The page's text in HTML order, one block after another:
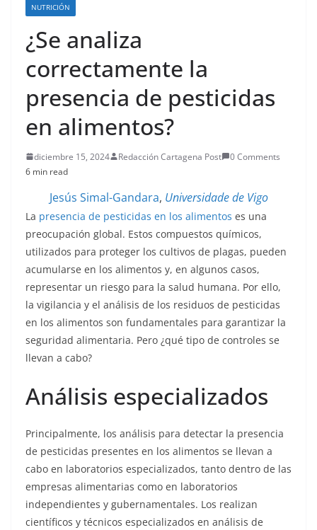
NUTRICIÓN
¿Se analiza
correctamente la
presencia de pesticidas
en alimentos?
diciembre 15, 2024 Redacción Cartagena Post
0 Comments
6 min read
Jesús Simal-Gandara, Universidade de Vigo
La presencia de pesticidas en los alimentos es una
preocupación global. Estos compuestos químicos,
utilizados para proteger los cultivos de plagas, pueden
acumularse en los alimentos y, en algunos casos,
representar un riesgo para la salud humana. Por ello,
la vigilancia y el análisis de los residuos de pesticidas
en los alimentos son fundamentales para garantizar la
seguridad alimentaria. Pero ¿qué tipo de controles se
llevan a cabo?
Análisis especializados
Principalmente, los análisis para detectar la presencia
de pesticidas presentes en los alimentos se llevan a
cabo en laboratorios especializados, tanto dentro de las
empresas alimentarias como en laboratorios
independientes y gubernamentales. Los realizan
científicos y técnicos especializados en análisis de